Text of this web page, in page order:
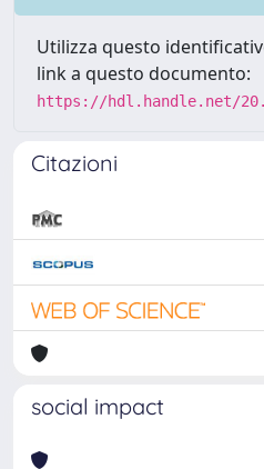
Utilizza questo
link a questo documento:
https://hdl.handle.net/
Citazioni
social impact